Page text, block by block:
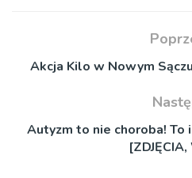
Akcja Kilo w Nowym
Autyzm to nie choroba!